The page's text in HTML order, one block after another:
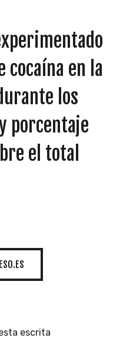
cocaína en la
los
porcentaje
el total
escrita